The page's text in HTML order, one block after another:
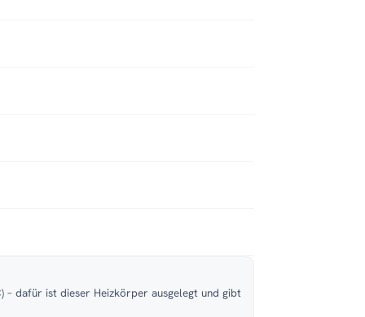
dafür ist dieser Heizkörper ausgelegt und gibt